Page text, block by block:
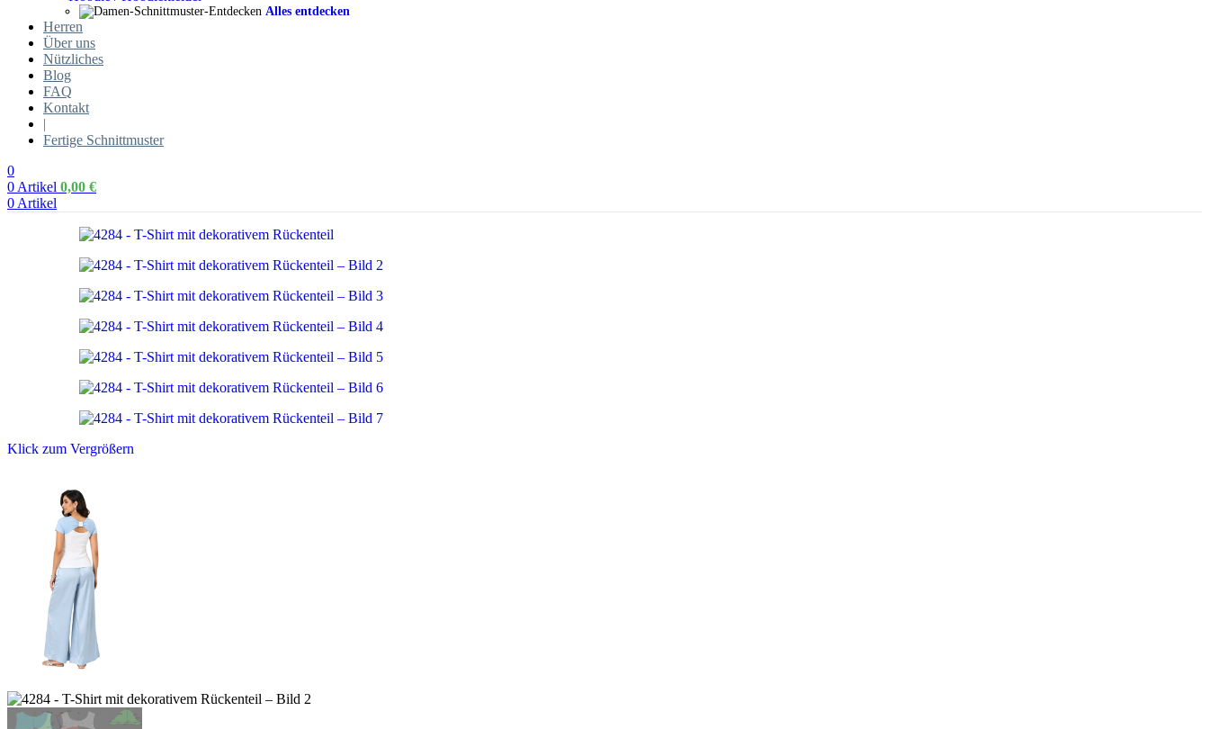
Alles entdecken
Herren
Über uns
Nützliches
Blog
FAQ
Kontakt
|
Fertige Schnittmuster
0
0 Artikel 0,00 €
0 Artikel
Klick zum Vergrößern